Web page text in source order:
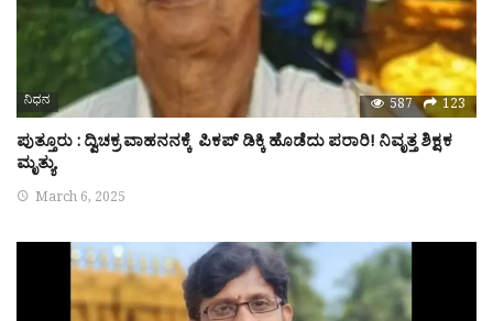
ನಿಧನ 587 123
ಪುತ್ತೂರು : ದ್ವಿಚಕ್ರ ವಾಹನನಕ್ಕೆ ಪಿಕಪ್ ಡಿಕ್ಕಿ ಹೊಡೆದು ಪರಾರಿ! ನಿವೃತ್ತ ಶಿಕ್ಷಕ
ಮೃತ್ಯು
March 6, 2025